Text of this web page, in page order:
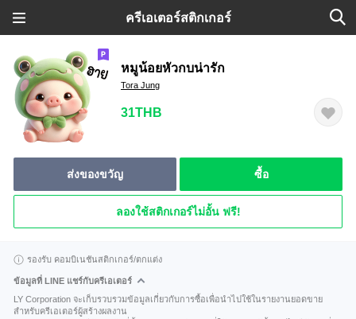
ครีเอเตอร์สติกเกอร์
หมูน้อยหัวกบน่ารัก
Tora Jung
31THB
ส่งของขวัญ ซื้อ
ลองใช้สติกเกอร์ไม่อั้น ฟรี!
รองรับ คอมบิเนชันสติกเกอร์/ตกแต่ง
ข้อมูลที่ LINE แชร์กับครีเอเตอร์
LY Corporation จะเก็บรวบรวมข้อมูลเกี่ยวกับการซื้อเพื่อนำไปใช้ในรายงานยอดขาย
สำหรับครีเอเตอร์ผู้สร้างผลงาน